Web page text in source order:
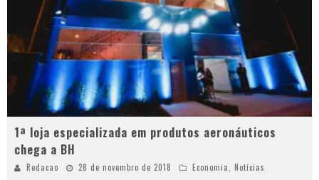
1ª loja especializada em produtos aeronáuticos
chega a BH
Redacao 28 de novembro de 2018 Economia, Notícias